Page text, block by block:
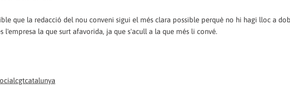
que la redacció del nou conveni sigui el més clara possible perquè no hi hagi lloc a
l'empresa la que surt afavorida, ja que s'acull a la que més li convé.